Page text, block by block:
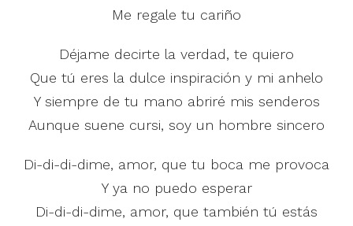
Me regale tu cariño
Déjame decirte la verdad, te quiero
Que tú eres la dulce inspiración y mi anhelo
Y siempre de tu mano abriré mis senderos
Aunque suene cursi, soy un hombre sincero
Di-di-di-dime, amor, que tu boca me provoca
Y ya no puedo esperar
Di-di-di-dime, amor, que también tú estás